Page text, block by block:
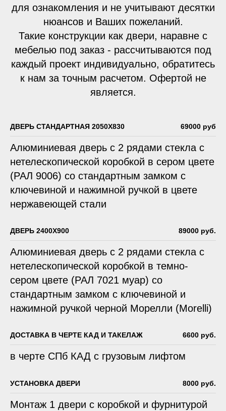
для ознакомления и не учитывают десятки
нюансов и Ваших пожеланий.
Такие конструкции как двери, наравне с
мебелью под заказ - рассчитываются под
каждый проект индивидуально, обратитесь
к нам за точным расчетом. Офертой не
является.
ДВЕРЬ СТАНДАРТНАЯ 2050Х830 69000 руб
Алюминиевая дверь с 2 рядами стекла с
нетелескопической коробкой в сером цвете
(РАЛ 9006) со стандартным замком с
ключевиной и нажимной ручкой в цвете
нержавеющей стали
ДВЕРЬ 2400Х900 89000 руб.
Алюминиевая дверь с 2 рядами стекла с
нетелескопической коробкой в темно-
сером цвете (РАЛ 7021 муар) со
стандартным замком с ключевиной и
нажимной ручкой черной Морелли (Morelli)
ДОСТАВКА В ЧЕРТЕ КАД И ТАКЕЛАЖ 6600 руб.
в черте СПб КАД с грузовым лифтом
УСТАНОВКА ДВЕРИ 8000 руб.
Монтаж 1 двери с коробкой и фурнитурой